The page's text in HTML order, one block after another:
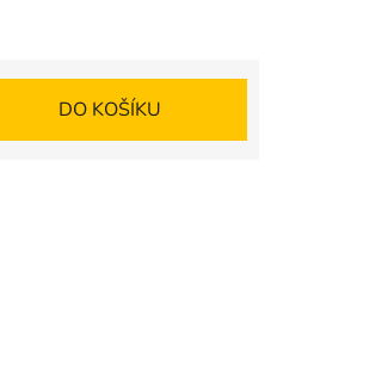
O
Š
DO KOŠÍKU